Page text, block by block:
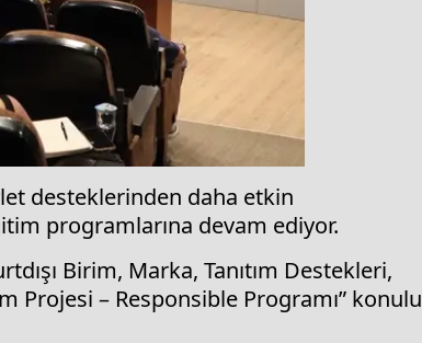
desteklerinden daha etkin
programlarına devam ediyor.
Birim, Marka, Tanıtım Destekleri,
Projesi – Responsible Programı” konulu